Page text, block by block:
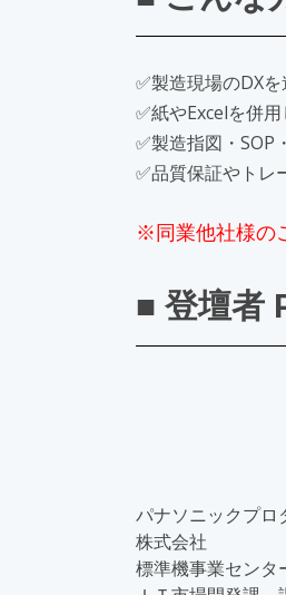
✅製造現場のDX
✅紙やExcelを併
✅製造指図・
✅品質保証やトレ
※同業他社様の
■ 登壇者
パナソニックプロ
株式会社
標準機事業センタ